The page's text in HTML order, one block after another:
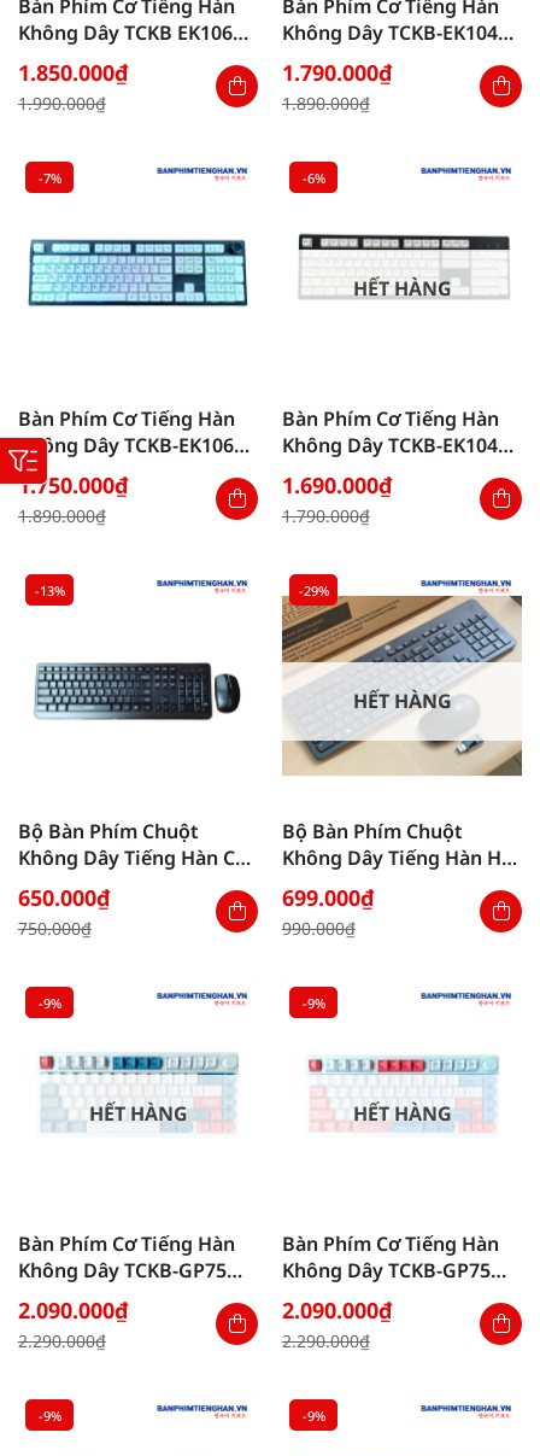
Bàn Phím Cơ Tiếng Hàn
Không Dây TCKB EK106
Pro Matcha White
1.990.000₫
Giá
gốc
1.850.000₫
Giá
hiện
Bàn Phím Cơ Tiếng Hàn
Không Dây TCKB-EK104
Pro Strawberry Bear
Black
1.890.000₫
Giá
gốc
1.790.000₫
Giá
hiện
-7%
Bàn Phím Cơ Tiếng Hàn
Không Dây TCKB-EK106
Pro Black White
1.890.000₫
Giá
gốc
1.750.000₫
Giá
hiện
-6%
HẾT HÀNG
Bàn Phím Cơ Tiếng Hàn
Không Dây TCKB-EK104
White Black
1.790.000₫
Giá
gốc
1.690.000₫
Giá
hiện
-13%
Bộ Bàn Phím Chuột
Không Dây Tiếng Hàn C20
Air
750.000₫
Giá
gốc
650.000₫
Giá
hiện
-29%
HẾT HÀNG
Bộ Bàn Phím Chuột
Không Dây Tiếng Hàn HP
Slim Wireless Keyboard
990.000₫
Giá
gốc
699.000₫
Giá
hiện
-9%
HẾT HÀNG
Bàn Phím Cơ Tiếng Hàn
Không Dây TCKB-GP75
Monster White
2.290.000₫
Giá
gốc
2.090.000₫
Giá
hiện
-9%
HẾT HÀNG
Bàn Phím Cơ Tiếng Hàn
Không Dây TCKB-GP75
Autobot White
2.290.000₫
Giá
gốc
2.090.000₫
Giá
hiện
-9% -9%